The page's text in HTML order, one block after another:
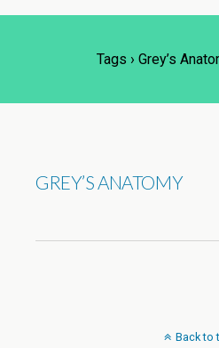
Tags › Grey’s
GREY’S ANATOMY
Back to